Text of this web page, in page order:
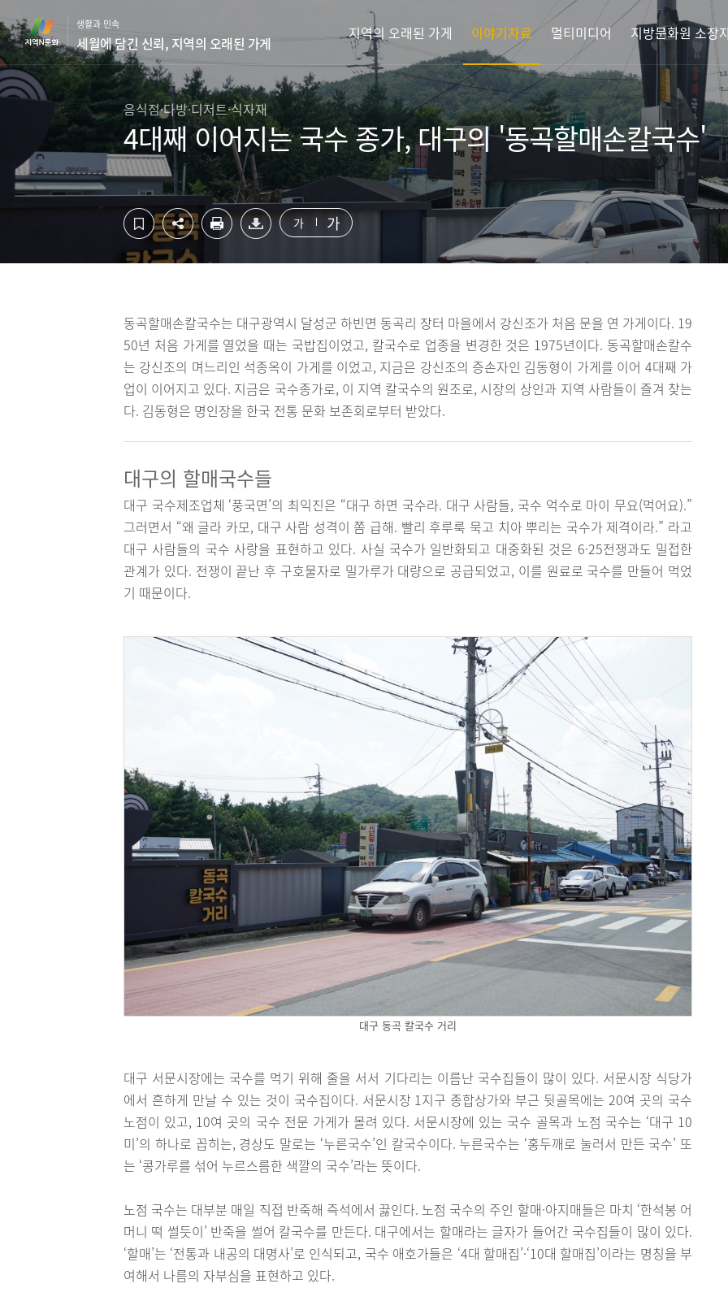
텐
츠
영
역
단
영
역
바
생활과 민속
세월에 담긴 신뢰, 지역의 오래된 가게
지역의 오래된 가게 이야기자료 멀티미디어 지방문화원 소장
음식점·다방·디저트·식자재
4대째 이어지는 국수 종가, 대구의 '동곡할매손칼국수'
가 가
동곡할매손칼국수는 대구광역시 달성군 하빈면 동곡리 장터 마을에서 강신조가 처음 문을 연 가게이다. 19
50년 처음 가게를 열었을 때는 국밥집이었고, 칼국수로 업종을 변경한 것은 1975년이다. 동곡할매손칼수
는 강신조의 며느리인 석종옥이 가게를 이었고, 지금은 강신조의 증손자인 김동형이 가게를 이어 4대째 가
업이 이어지고 있다. 지금은 국수종가로, 이 지역 칼국수의 원조로, 시장의 상인과 지역 사람들이 즐겨 찾는
다. 김동형은 명인장을 한국 전통 문화 보존회로부터 받았다.
대구의 할매국수들
대구 국수제조업체 ‘풍국면’의 최익진은 “대구 하면 국수라. 대구 사람들, 국수 억수로 마이 무요(먹어요).”
그러면서 “왜 글라 카모, 대구 사람 성격이 쫌 급해. 빨리 후루룩 묵고 치아 뿌리는 국수가 제격이라.” 라고
대구 사람들의 국수 사랑을 표현하고 있다. 사실 국수가 일반화되고 대중화된 것은 6·25전쟁과도 밀접한
관계가 있다. 전쟁이 끝난 후 구호물자로 밀가루가 대량으로 공급되었고, 이를 원료로 국수를 만들어 먹었
기 때문이다.
대구 동곡 칼국수 거리
대구 서문시장에는 국수를 먹기 위해 줄을 서서 기다리는 이름난 국수집들이 많이 있다. 서문시장 식당가
에서 흔하게 만날 수 있는 것이 국수집이다. 서문시장 1지구 종합상가와 부근 뒷골목에는 20여 곳의 국수
노점이 있고, 10여 곳의 국수 전문 가게가 몰려 있다. 서문시장에 있는 국수 골목과 노점 국수는 ‘대구 10
미’의 하나로 꼽히는, 경상도 말로는 ‘누른국수’인 칼국수이다. 누른국수는 ‘홍두깨로 눌러서 만든 국수’ 또
는 ‘콩가루를 섞어 누르스름한 색깔의 국수’라는 뜻이다.
노점 국수는 대부분 매일 직접 반죽해 즉석에서 끓인다. 노점 국수의 주인 할매·아지매들은 마치 ‘한석봉 어
머니 떡 썰듯이’ 반죽을 썰어 칼국수를 만든다. 대구에서는 할매라는 글자가 들어간 국수집들이 많이 있다.
‘할매’는 ‘전통과 내공의 대명사’로 인식되고, 국수 애호가들은 ‘4대 할매집’·‘10대 할매집’이라는 명칭을 부
여해서 나름의 자부심을 표현하고 있다.